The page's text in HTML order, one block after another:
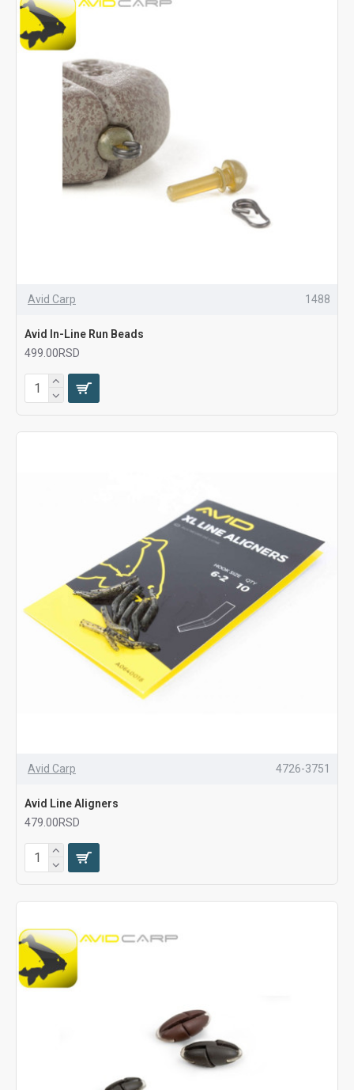
Avid Carp 1488
Avid In-Line Run Beads
499.00RSD
Avid Carp 4726-3751
Avid Line Aligners
479.00RSD